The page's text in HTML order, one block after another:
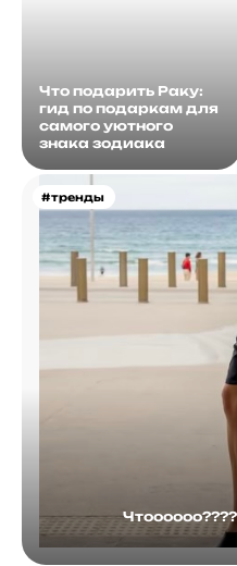
Что подарить Раку:
гид по подаркам для
самого уютного
знака зодиака
#тренды